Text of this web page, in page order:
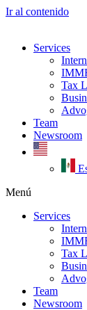
Ir al contenido
Services
Tax
Team
Newsroom
Menú
Services
Tax
Team
Newsroom